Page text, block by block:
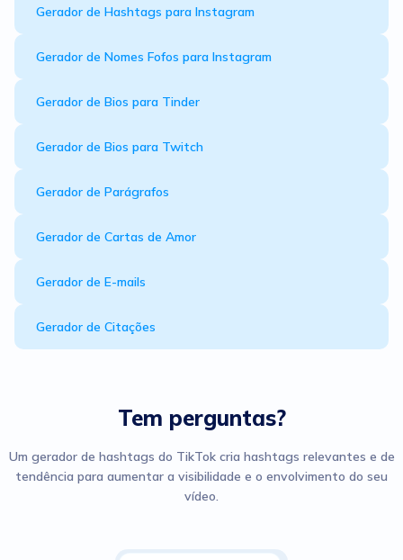
Gerador de Hashtags para Instagram
Gerador de Nomes Fofos para Instagram
Gerador de Bios para Tinder
Gerador de Bios para Twitch
Gerador de Parágrafos
Gerador de Cartas de Amor
Gerador de E-mails
Gerador de Citações
Tem perguntas?
Um gerador de hashtags do TikTok cria hashtags relevantes e de
tendência para aumentar a visibilidade e o envolvimento do seu
vídeo.